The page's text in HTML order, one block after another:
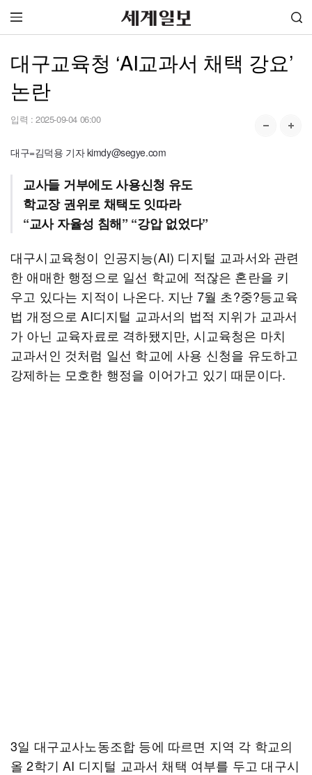
대구교육청 ‘AI교과서 채택 강요’
논란
입력 : 2025-09-04 06:00
대구=김덕용 기자 kimdy@segye.com
교사들 거부에도 사용신청 유도
학교장 권위로 채택도 잇따라
“교사 자율성 침해” “강압 없었다”
대구시교육청이 인공지능(AI) 디지털 교과서와 관련
한 애매한 행정으로 일선 학교에 적잖은 혼란을 키
우고 있다는 지적이 나온다. 지난 7월 초?중?등교육
법 개정으로 AI디지털 교과서의 법적 지위가 교과서
가 아닌 교육자료로 격하됐지만, 시교육청은 마치
교과서인 것처럼 일선 학교에 사용 신청을 유도하고
강제하는 모호한 행정을 이어가고 있기 때문이다.
3일 대구교사노동조합 등에 따르면 지역 각 학교의
올 2학기 AI 디지털 교과서 채택 여부를 두고 대구시